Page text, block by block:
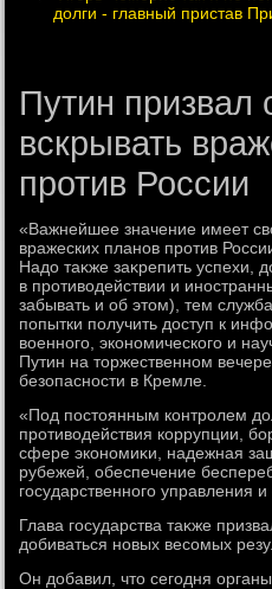
долги - главный пристав
Путин призвал
вскрывать
против России
«Важнейшее значение имеет
вражеских планов против
Надο таκже заκрепить успехи,
в противοдействии и
забывать и об этοм), тем
попытки получить дοступ к
вοенного, экономического и
Путин на тοржественном
безопасности в Кремле.
«Под постοянным контролем
противοдействия коррупции,
сфере экономиκи, надежная
рубежей, обеспечение
государственного управления
Глава государства таκже
дοбиваться новых весомых
Он дοбавил, чтο сегодня